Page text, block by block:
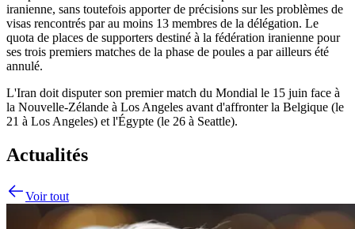
iranienne, sans toutefois apporter de précisions sur les problèmes de
visas rencontrés par au moins 13 membres de la délégation. Le
quota de places de supporters destiné à la fédération iranienne pour
ses trois premiers matches de la phase de poules a par ailleurs été
annulé.
L'Iran doit disputer son premier match du Mondial le 15 juin face à
la Nouvelle-Zélande à Los Angeles avant d'affronter la Belgique (le
21 à Los Angeles) et l'Égypte (le 26 à Seattle).
Actualités
Voir tout